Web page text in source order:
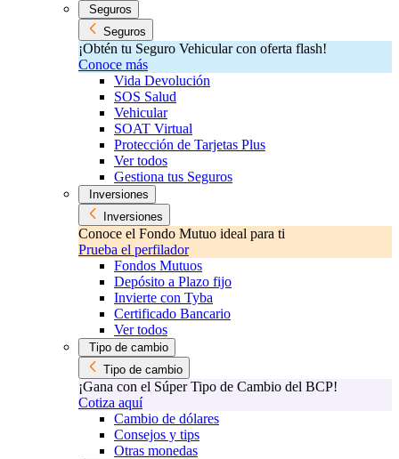
Seguros
Seguros
¡Obtén tu Seguro Vehicular con oferta flash!
Conoce más
Vida Devolución
SOS Salud
Vehicular
SOAT Virtual
Protección de Tarjetas Plus
Ver todos
Gestiona tus Seguros
Inversiones
Inversiones
Conoce el Fondo Mutuo ideal para ti
Prueba el perfilador
Fondos Mutuos
Depósito a Plazo fijo
Invierte con Tyba
Certificado Bancario
Ver todos
Tipo de cambio
Tipo de cambio
¡Gana con el Súper Tipo de Cambio del BCP!
Cotiza aquí
Cambio de dólares
Consejos y tips
Otras monedas